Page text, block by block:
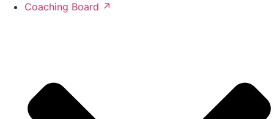
Coaching Board ↗︎